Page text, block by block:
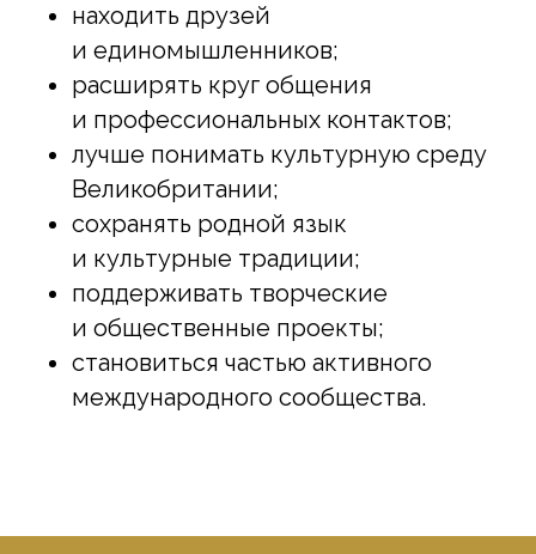
находить друзей
и единомышленников;
расширять круг общения
и профессиональных контактов;
лучше понимать культурную среду
Великобритании;
сохранять родной язык
и культурные традиции;
поддерживать творческие
и общественные проекты;
становиться частью активного
международного сообщества.